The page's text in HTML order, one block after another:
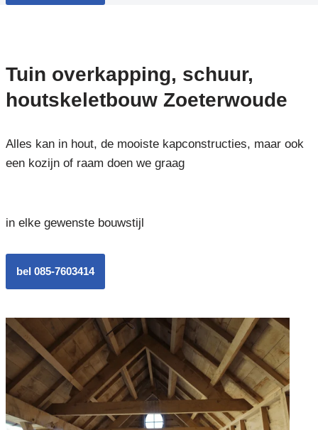
Tuin overkapping, schuur,
houtskeletbouw Zoeterwoude
Alles kan in hout, de mooiste kapconstructies, maar ook
een kozijn of raam doen we graag
in elke gewenste bouwstijl
bel 085-7603414